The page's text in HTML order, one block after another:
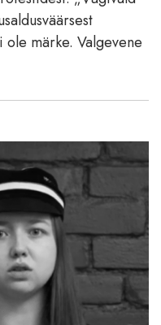
ole märke. Valgevene